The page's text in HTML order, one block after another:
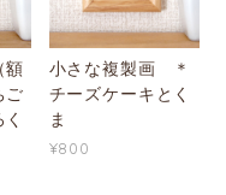
額
小さな複製画 ＊
チーズケーキとく
ま
¥800